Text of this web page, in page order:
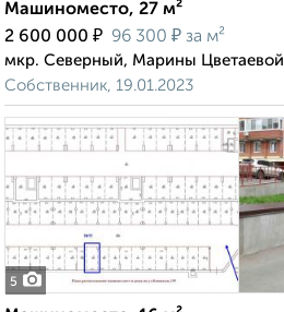
Машиноместо, 27 м²
2 600 000 ₽ 96 300 ₽ за м²
мкр. Северный, Марины
Собственник, 19.01.2023
5